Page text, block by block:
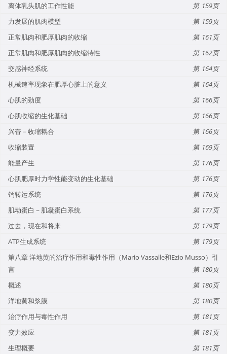
离体乳头肌的工作性能
159
力发展的肌肉模型
159
正常肌肉和肥厚肌肉的收缩
161
正常肌肉和肥厚肌肉的收缩特性
162
交感神经系统
164
机械速率现象在肥厚心脏上的意义
164
心肌的劲度
166
心肌收缩的生化基础
166
兴奋－收缩耦合
166
收缩装置
169
能量产生
176
心肌肥厚时力学性能变动的生化基础
176
钙转运系统
176
肌动蛋白－肌凝蛋白系统
177
过去，现在和将来
179
ATP生成系统
179
第八章 洋地黄的治疗作用和毒性作用（Mario Vassalle和Ezio Musso）引
言
180
概述
180
洋地黄和浆膜
180
治疗作用与毒性作用
181
变力效应
181
生理概要
181